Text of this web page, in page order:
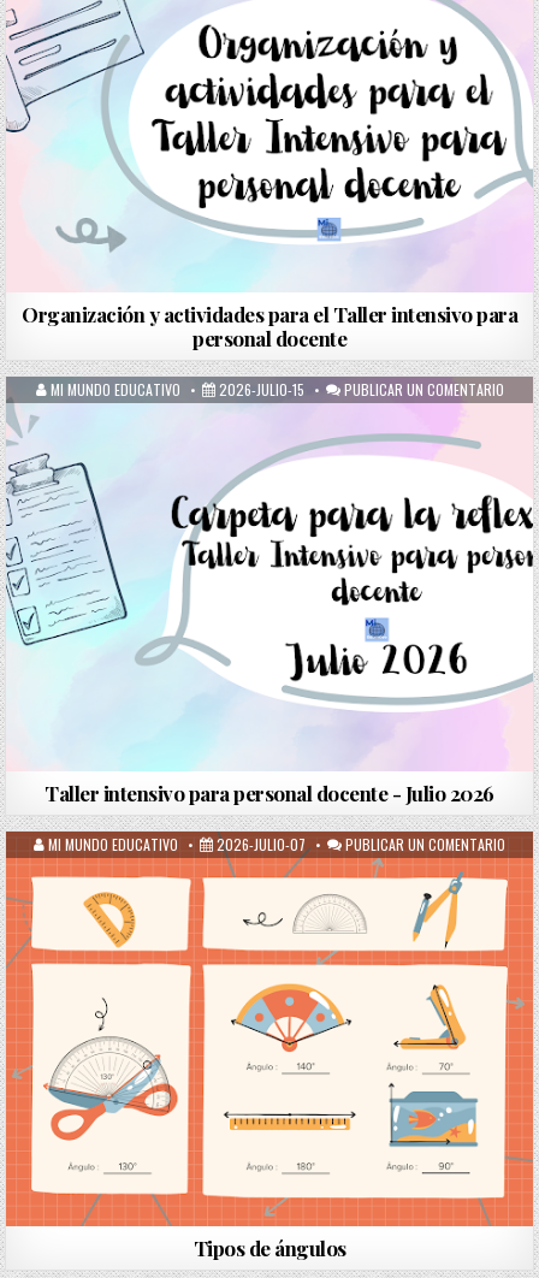
Organización y actividades para el Taller intensivo para
personal docente
MI MUNDO EDUCATIVO 2026-JULIO-15 PUBLICAR UN COMENTARIO
Taller intensivo para personal docente - Julio 2026
MI MUNDO EDUCATIVO 2026-JULIO-07 PUBLICAR UN COMENTARIO
Tipos de ángulos